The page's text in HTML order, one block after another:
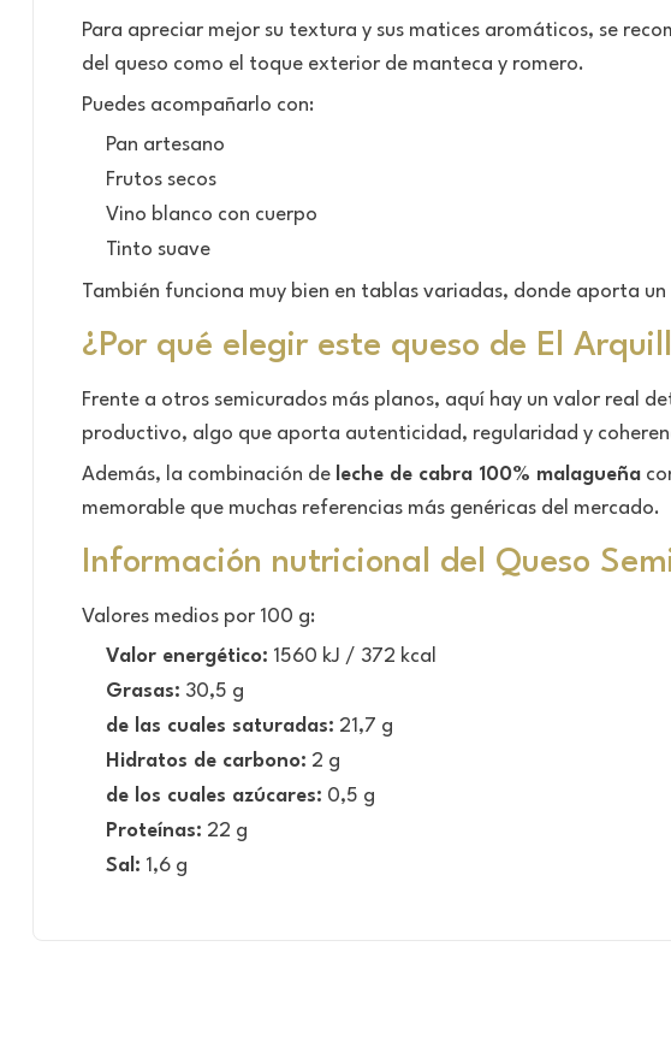
Para apreciar mejor su textura y sus matices aromáticos, se
del queso como el toque exterior de manteca y romero.
Puedes acompañarlo con:
Pan artesano
Frutos secos
Vino blanco con cuerpo
Tinto suave
También funciona muy bien en tablas variadas, donde aporta
¿Por qué elegir este queso de El
Frente a otros semicurados más planos, aquí hay un valor real
productivo, algo que aporta autenticidad, regularidad y
Además, la combinación de leche de cabra 100% malagueña
memorable que muchas referencias más genéricas del mercado.
Información nutricional del Queso
Valores medios por 100 g:
Valor energético: 1560 kJ / 372 kcal
Grasas: 30,5 g
de las cuales saturadas: 21,7 g
Hidratos de carbono: 2 g
de los cuales azúcares: 0,5 g
Proteínas: 22 g
Sal: 1,6 g